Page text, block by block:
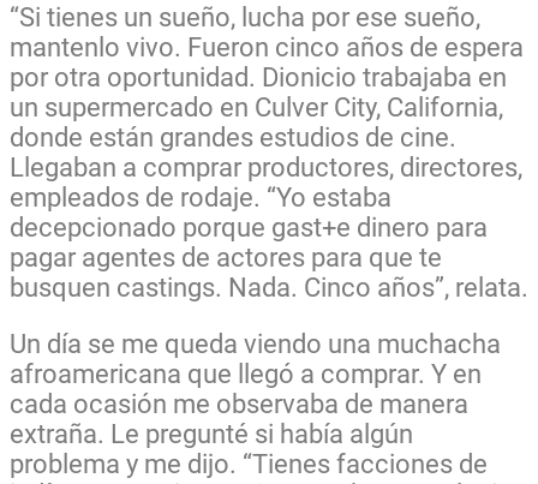
“Si tienes un sueño, lucha por ese sueño,
mantenlo vivo. Fueron cinco años de espera
por otra oportunidad. Dionicio trabajaba en
un supermercado en Culver City, California,
donde están grandes estudios de cine.
Llegaban a comprar productores, directores,
empleados de rodaje. “Yo estaba
decepcionado porque gast+e dinero para
pagar agentes de actores para que te
busquen castings. Nada. Cinco años”, relata.
Un día se me queda viendo una muchacha
afroamericana que llegó a comprar. Y en
cada ocasión me observaba de manera
extraña. Le pregunté si había algún
problema y me dijo. “Tienes facciones de